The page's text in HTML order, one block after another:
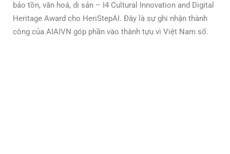
bảo tồn, văn hoá, di sản – I4 Cultural Innovation and Digital
Heritage Award cho HeriStepAI. Đây là sự ghi nhận thành
công của AIAIVN góp phần vào thành tựu vì Việt Nam số.